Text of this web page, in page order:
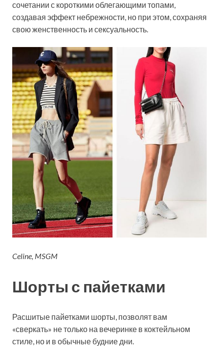
сочетании с короткими облегающими топами,
создавая эффект небрежности, но при этом, сохраняя
свою женственность и сексуальность.
Celine, MSGM
Шорты с пайетками
Расшитые пайетками шорты, позволят вам
«сверкать» не только на вечеринке в коктейльном
стиле, но и в обычные будние дни.